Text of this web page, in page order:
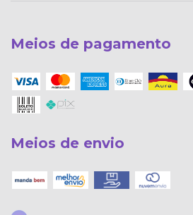
Meios de pagamento
Meios de envio